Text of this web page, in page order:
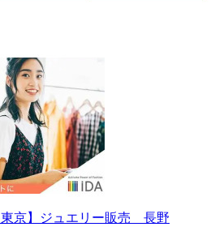
東京】ジュエリー販売 長野